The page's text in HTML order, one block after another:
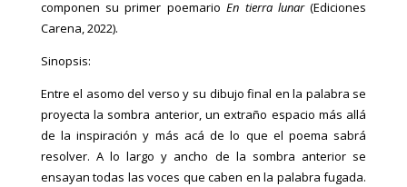
componen su primer poemarioEn tierra lunar(Ediciones
Carena, 2022).
Sinopsis:
Entre el asomo del verso y su dibujo final en la palabra se
proyecta la sombra anterior, un extraño espacio más allá
de la inspiración y más acá de lo que el poema sabrá
resolver. A lo largo y ancho de la sombra anterior se
ensayan todas las voces que caben en la palabra fugada.